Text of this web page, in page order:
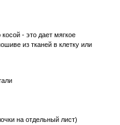
- это дает мягкое
из тканей в клетку или
на отдельный лист)